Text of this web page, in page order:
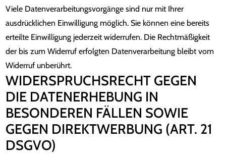
Viele Datenverarbeitungsvorgänge sind nur mit Ihrer
ausdrücklichen Einwilligung möglich. Sie können eine bereits
erteilte Einwilligung jederzeit widerrufen. Die Rechtmäßigkeit
der bis zum Widerruf erfolgten Datenverarbeitung bleibt vom
Widerruf unberührt.
WIDERSPRUCHSRECHT GEGEN
DIE DATENERHEBUNG IN
BESONDEREN FÄLLEN SOWIE
GEGEN DIREKTWERBUNG (ART. 21
DSGVO)